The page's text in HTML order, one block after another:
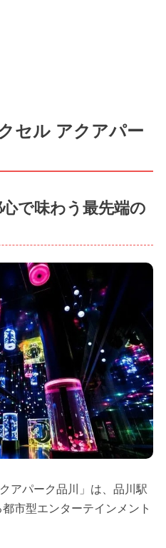
セル アクアパー
で味わう最先端の
アパーク品川」は、品川駅
市型エンターテインメント